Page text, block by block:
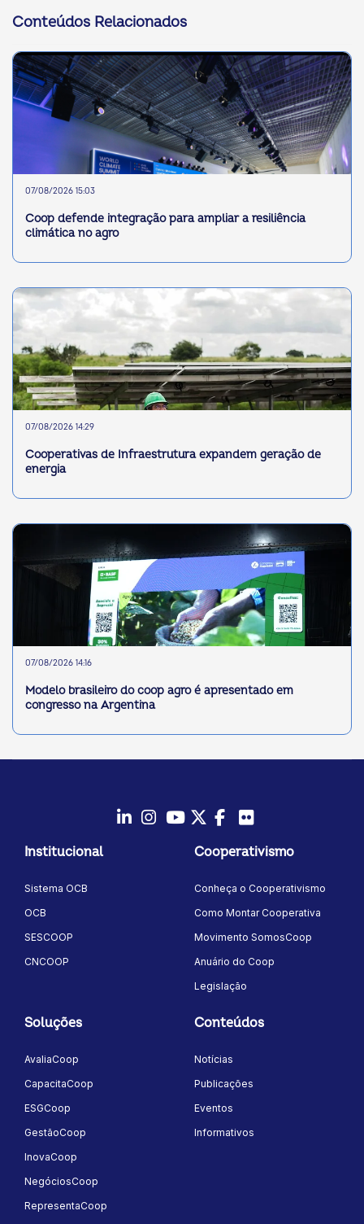
Conteúdos Relacionados
07/08/2026 15:03
Coop defende integração para ampliar a resiliência
climática no agro
07/08/2026 14:29
Cooperativas de Infraestrutura expandem geração de
energia
07/08/2026 14:16
Modelo brasileiro do coop agro é apresentado em
congresso na Argentina
Instagram
YoutubeTwitter/X
Facebook
Institucional
Sistema OCB
OCB
SESCOOP
CNCOOP
Cooperativismo
Conheça o Cooperativismo
Como Montar Cooperativa
Movimento SomosCoop
Anuário do Coop
Legislação
Soluções
AvaliaCoop
CapacitaCoop
ESGCoop
GestãoCoop
InovaCoop
NegóciosCoop
RepresentaCoop
Conteúdos
Notícias
Publicações
Eventos
Informativos